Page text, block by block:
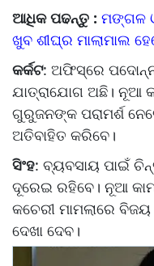
ଆଧିକ ପଢନ୍ତୁ : ମଙ୍ଗଳ
ଖୁବ ଶୀଘ୍ର ମାଲାମାଲ
କର୍କଟ: ଅଫିସ୍‌ରେ
ଯାତ୍ରାଯୋଗ ଅଛି। ନୂଆ
ଗୁରୁଜନଙ୍କ ପରାମର୍ଶ
ଅତିବାହିତ କରିବେ।
ସିଂହ: ବ୍ୟବସାୟ ପାଇଁ
ଦୂରେଇ ରହିବେ। ନୂଆ
କଚେରୀ ମାମଲାରେ
ଦେଖା ଦେବ।